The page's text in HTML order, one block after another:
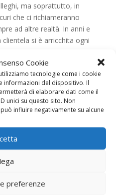
Cookie
tecnologie come i cookie
informazioni del dispositivo. Il
di elaborare dati come il
unici su questo sito. Non
influire negativamente su alcune
preferenze
ma soprattutto, in
che ci richiameranno
ad altre realtà. In anni e
clientela si è arricchita ogni
imprese, negozi,
edifici in costruzione e
stati il nostro pane
questo, quando
nelle
Conca D’oropotrete
tranquillità che starete
che per vendita,
fra le migliori in Italia, si
il mondo delle